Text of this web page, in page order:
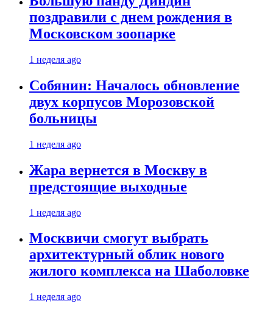
поздравили с днем рождения в
Московском зоопарке
1 неделя ago
Собянин: Началось обновление
двух корпусов Морозовской
больницы
1 неделя ago
Жара вернется в Москву в
предстоящие выходные
1 неделя ago
Москвичи смогут выбрать
архитектурный облик нового
жилого комплекса на Шаболовке
1 неделя ago